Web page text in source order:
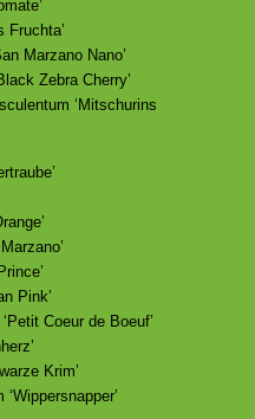
Fruchta’
Marzano Nano’
Zebra Cherry’
‘Mitschurins
Pink’
Coeur de Boeuf’
Krim’